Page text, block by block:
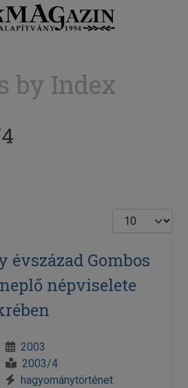
by Index
Display #
évszázad Gombos
népviselete
2003
2003/4
hagyománytörténet